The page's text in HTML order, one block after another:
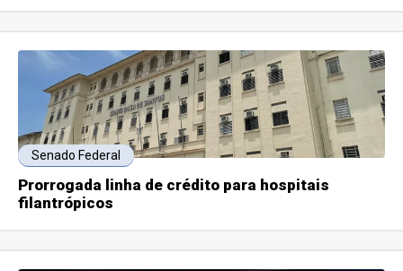
Senado Federal
Prorrogada linha de crédito para hospitais
filantrópicos